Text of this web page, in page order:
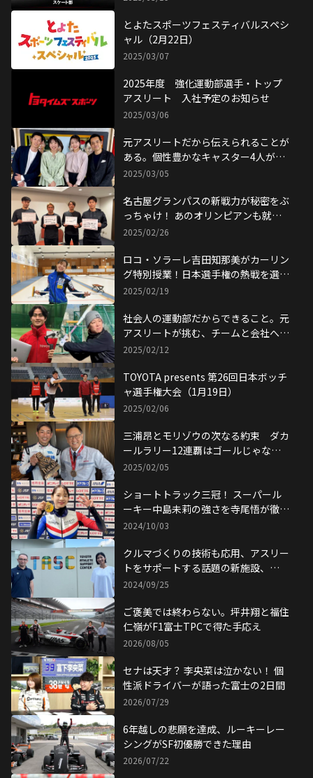
とよたスポーツフェスティバルスペシ
ャル（2月22日）
2025/03/07
2025年度 強化運動部選手・トップ
アスリート 入社予定のお知らせ
2025/03/06
元アスリートだから伝えられることが
ある。個性豊かなキャスター4人が集
結
2025/03/05
名古屋グランパスの新戦力が秘密をぶ
っちゃけ！ あのオリンピアンも就職
を熱望？
2025/02/26
ロコ・ソラーレ吉田知那美がカーリン
グ特別授業！日本選手権の熱戦を選手
目線から解説
2025/02/19
社会人の運動部だからできること。元
アスリートが挑む、チームと会社への
貢献
2025/02/12
TOYOTA presents 第26回日本ボッチ
ャ選手権大会（1月19日）
2025/02/06
三浦昂とモリゾウの次なる約束 ダカ
ールラリー12連覇はゴールじゃな
い！
2025/02/05
ショートトラック三冠！ スーパール
ーキー中島未莉の強さを寺尾悟が徹底
解剖
2024/10/03
クルマづくりの技術も応用、アスリー
トをサポートする話題の新施設、
TASCに初潜入！
2024/09/25
ご褒美では終わらない。坪井翔と福住
仁嶺がF1富士TPCで得た手応え
2026/08/05
セナは天才？ 李央菜は泣かない！ 個
性派ドライバーが語った富士の2日間
2026/07/29
6年越しの悲願を達成、ルーキーレー
シングがSF初優勝できた理由
2026/07/22